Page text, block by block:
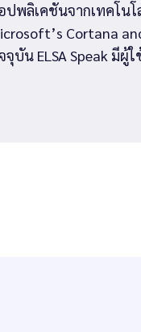
ปพลิเคชันจากเทคโน
Cortana
จุบัน ELSA Speak มีผู้